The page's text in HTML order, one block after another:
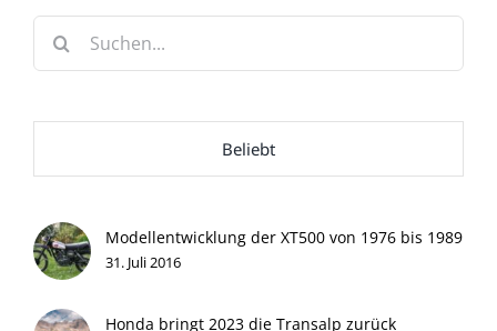
nach:
Beliebt
Modellentwicklung der XT500 von 1976 bis 1989
31. Juli 2016
Honda bringt 2023 die Transalp zurück